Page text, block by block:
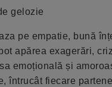
gelozie
pe empatie, bună
apărea exagerări,
emoțională și
întrucât fiecare